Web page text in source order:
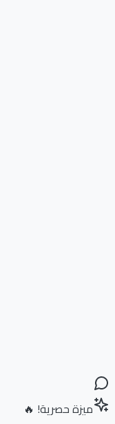
ميزة حصرية! 🔥